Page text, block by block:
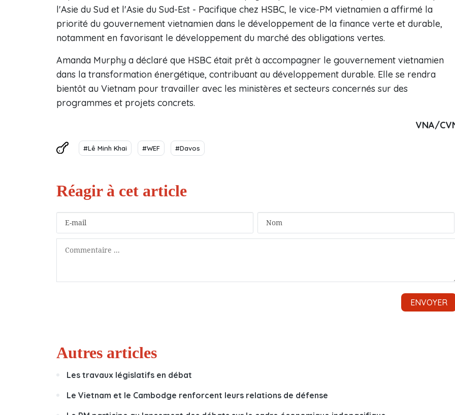
l'Asie du Sud et l'Asie du Sud-Est - Pacifique chez HSBC, le vice-PM vietnamien a affirmé la
priorité du gouvernement vietnamien dans le développement de la finance verte et durable,
notamment en favorisant le développement du marché des obligations vertes.
Amanda Murphy a déclaré que HSBC était prêt à accompagner le gouvernement vietnamien
dans la transformation énergétique, contribuant au développement durable. Elle se rendra
bientôt au Vietnam pour travailler avec les ministères et secteurs concernés sur des
programmes et projets concrets.
VNA/
#Lê Minh Khai #WEF #Davos
Autres articles
Les travaux législatifs en débat
Le Vietnam et le Cambodge renforcent leurs relations de défense